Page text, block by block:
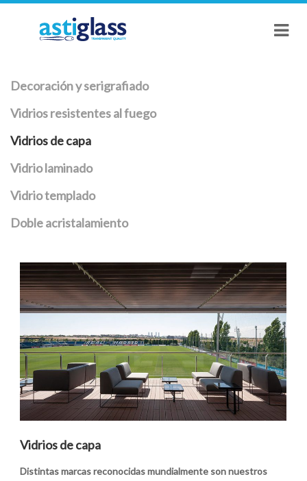
Decoración y serigrafiado
Vidrios resistentes al fuego
Vidrios de capa
Vidrio laminado
Vidrio templado
Doble acristalamiento
Vidrios de capa
Distintas marcas reconocidas mundialmente son nuestros